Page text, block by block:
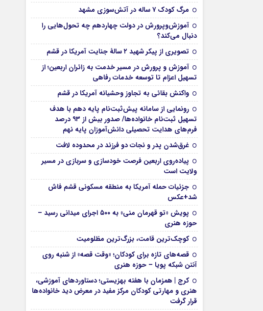
مرگ کودک ۷ ساله در آتش‌سوزی مشهد
آموزش‌وپرورش در دولت چهاردهم چه تحول‌هایی را
دنبال می‌کند؟
تصویری از پیکر شهید ۲ سالۀ جنایت آمریکا در قشم
آموزش و پرورش در مسیر خدمت به زائران اربعین؛ از
تسهیل اعزام تا توسعه خدمات رفاهی
واکنش بقائی به تجاوز وحشیانه آمریکا در قشم
رونمایی از سامانه پیش‌ثبت‌نام پایه دهم با هدف
تسهیل ثبت‌نام خانواده‌ها/ صدور بیش از ۹۳ درصد
فرم‌های هدایت تحصیلی دانش‌آموزان پایه نهم
غرق‌شدن پدر و نجات دو فرزند در محدوده لافت
پیاده‌روی اربعین فرصت خودسازی و سربازی در مسیر
ولایت است
جزئیات حمله آمریکا به منطقه مسکونی قشم فاش
شد+عکس
پویش «تو قهرمان منی» به ۵۰۰ اجرای میدانی رسید –
حوزه هنری
کوچک‌ترین قامت، بزرگ‌ترین مظلومیت
قصه‌های تازه برای کودکان؛ «وقت قصه» از شنبه روی
آنتن شبکه پویا – حوزه هنری
کرج | همزمان با هفته بهزیستی؛ دستاوردهای آموزشی،
هنری و مهارتی کودکان مرکز مفید در معرض دید خانواده‌ها
قرار گرفت